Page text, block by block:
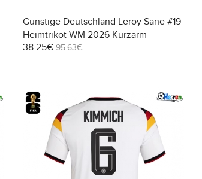
Günstige Deutschland Leroy Sane #19
Heimtrikot WM 2026 Kurzarm
38.25€ 95.63€